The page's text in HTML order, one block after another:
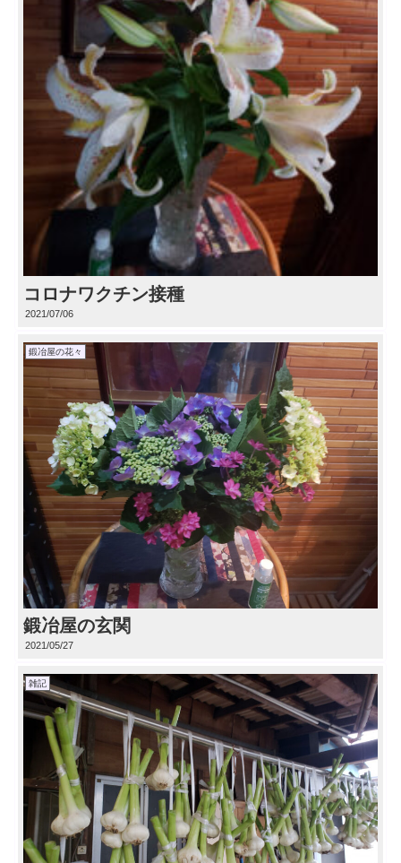
コロナワクチン接種
2021/07/06
鍛冶屋の花々
鍛冶屋の玄関
2021/05/27
雑記